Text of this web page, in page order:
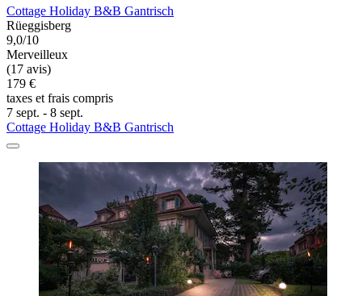
Cottage Holiday B&B Gantrisch
Rüeggisberg
9,0/10
Merveilleux
(17 avis)
179 €
taxes et frais compris
7 sept. - 8 sept.
Cottage Holiday B&B Gantrisch